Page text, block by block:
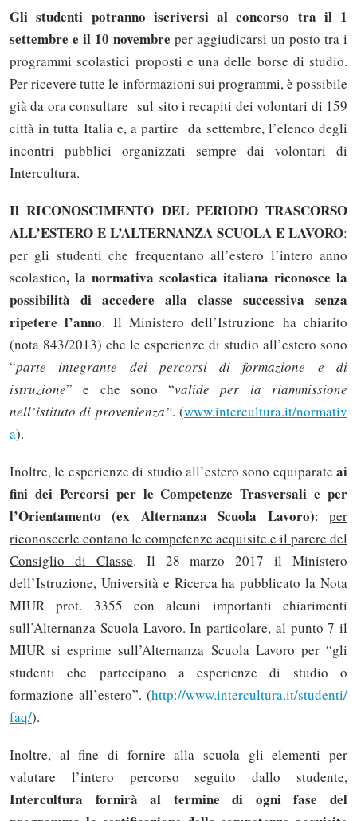
Gli studenti potranno iscriversi al concorso tra il 1
settembre e il 10 novembre per aggiudicarsi un posto tra i
programmi scolastici proposti e una delle borse di studio.
Per ricevere tutte le informazioni sui programmi, è possibile
già da ora consultare sul sito i recapiti dei volontari di 159
città in tutta Italia e, a partire da settembre, l’elenco degli
incontri pubblici organizzati sempre dai volontari di
Intercultura.
Il RICONOSCIMENTO DEL PERIODO TRASCORSO
ALL’ESTERO E L’ALTERNANZA SCUOLA E LAVORO:
per gli studenti che frequentano all’estero l’intero anno
scolastico, la normativa scolastica italiana riconosce la
possibilità di accedere alla classe successiva senza
ripetere l’anno. Il Ministero dell’Istruzione ha chiarito
(nota 843/2013) che le esperienze di studio all’estero sono
“parte integrante dei percorsi di formazione e di
istruzione” e che sono “valide per la riammissione
nell’istituto di provenienza”. (www.intercultura.it/normativ
a).
Inoltre, le esperienze di studio all’estero sono equiparate ai
fini dei Percorsi per le Competenze Trasversali e per
l’Orientamento (ex Alternanza Scuola Lavoro):per
riconoscerle contano le competenze acquisite e il parere del
Consiglio di Classe. Il 28 marzo 2017 il Ministero
dell’Istruzione, Università e Ricerca ha pubblicato la Nota
MIUR prot. 3355 ​​con alcuni importanti chiarimenti
sull’Alternanza Scuola Lavoro. In particolare, al punto 7 il
MIUR si esprime sull’Alternanza Scuola Lavoro per “gli
studenti che partecipano a esperienze di studio o
formazione all’estero”. (http://www.intercultura.it/studenti/
faq/).
Inoltre, al fine di fornire alla scuola gli elementi per
valutare l’intero percorso seguito dallo studente,
Intercultura
fornirà al termine di ogni fase del